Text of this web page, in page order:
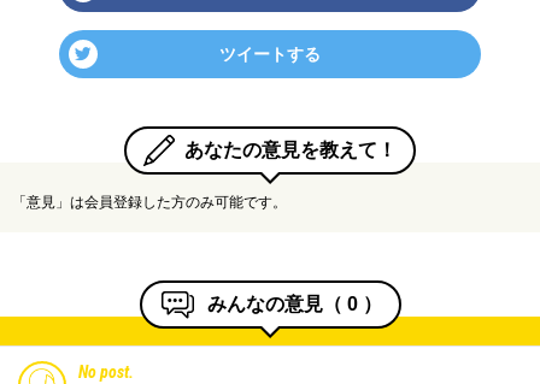
ツイートする
あなたの意見を教えて！
「意見」は会員登録した方のみ可能です。
みんなの意見（ 0 ）
No post.